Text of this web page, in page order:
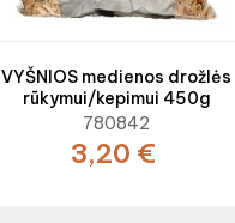
VYŠNIOS medienos drožlės
rūkymui/kepimui 450g
780842
3,20 €